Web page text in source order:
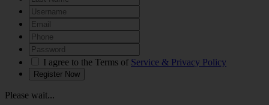
I agree to the Terms of Service & Privacy Policy
Please wait...